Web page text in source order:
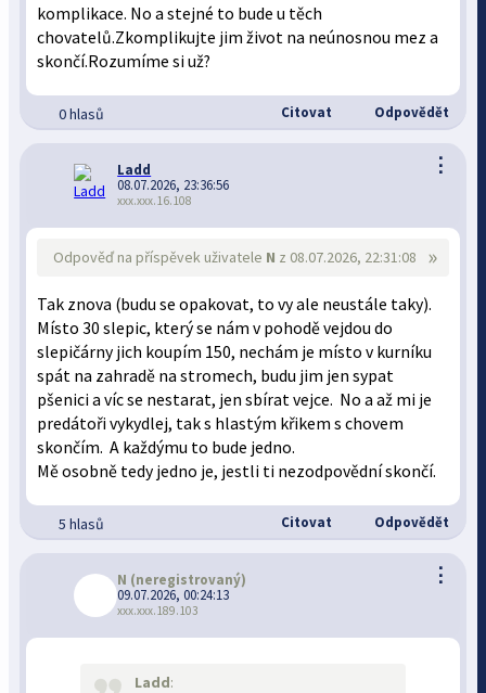
komplikace. No a stejné to bude u těch
chovatelů.Zkomplikujte jim život na neúnosnou mez a
skončí.Rozumíme si už?
0 hlasů Citovat Odpovědět
⋮
Ladd
08.07.2026, 23:36:56
xxx.xxx.16.108
»
Odpověď na příspěvek uživatele N z 08.07.2026, 22:31:08
Tak znova (budu se opakovat, to vy ale neustále taky).
Místo 30 slepic, který se nám v pohodě vejdou do
slepičárny jich koupím 150, nechám je místo v kurníku
spát na zahradě na stromech, budu jim jen sypat
pšenici a víc se nestarat, jen sbírat vejce. No a až mi je
predátoři vykydlej, tak s hlastým křikem s chovem
skončím. A každýmu to bude jedno.
Mě osobně tedy jedno je, jestli ti nezodpovědní skončí.
5 hlasů Citovat Odpovědět
⋮
N (neregistrovaný)
09.07.2026, 00:24:13
xxx.xxx.189.103
Ladd: